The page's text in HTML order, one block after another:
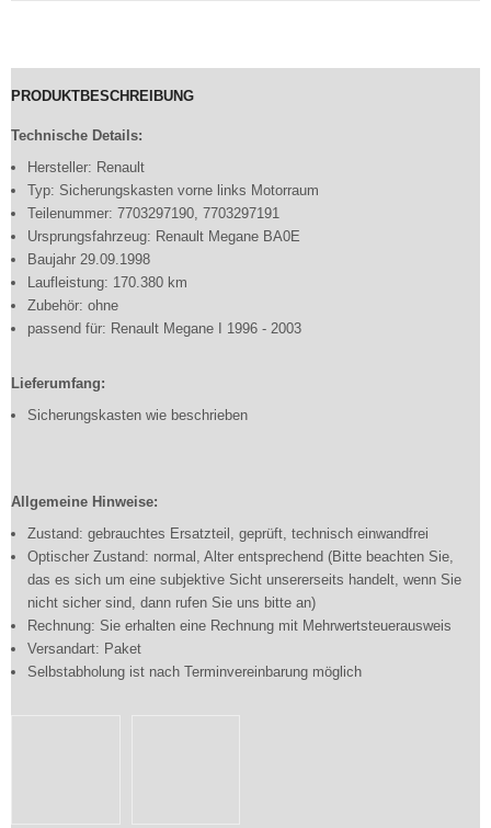
PRODUKTBESCHREIBUNG
Technische Details:
Hersteller: Renault
Typ: Sicherungskasten vorne links Motorraum
Teilenummer: 7703297190, 7703297191
Ursprungsfahrzeug: Renault Megane BA0E
Baujahr 29.09.1998
Laufleistung: 170.380 km
Zubehör: ohne
passend für: Renault Megane I 1996 - 2003
Lieferumfang:
Sicherungskasten wie beschrieben
Allgemeine Hinweise:
Zustand: gebrauchtes Ersatzteil, geprüft, technisch einwandfrei
Optischer Zustand: normal, Alter entsprechend (Bitte beachten Sie,
das es sich um eine subjektive Sicht unsererseits handelt, wenn Sie
nicht sicher sind, dann rufen Sie uns bitte an)
Rechnung: Sie erhalten eine Rechnung mit Mehrwertsteuerausweis
Versandart: Paket
Selbstabholung ist nach Terminvereinbarung möglich